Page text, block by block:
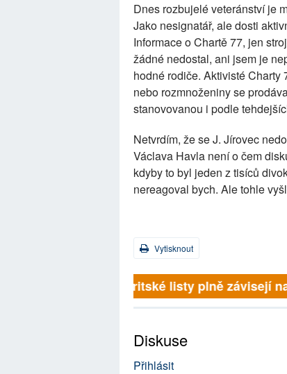
Dnes rozbujelé veteránství je
Jako nesignatář, ale dosti
Informace o Chartě 77, jen
žádné nedostal, ani jsem je
hodné rodiče. Aktivisté
nebo rozmnoženiny se
stanovovanou i podle
Netvrdím, že se J. Jírovec
Václava Havla není o čem
kdyby to byl jeden z tisíců
nereagoval bych. Ale tohle
Vytisknout
Britské listy plně závisejí
Diskuse
Přihlásit